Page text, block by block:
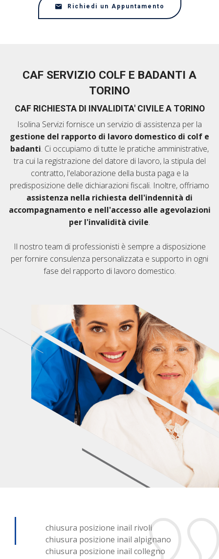
Richiedi un Appuntamento
CAF SERVIZIO COLF E BADANTI A
TORINO
CAF RICHIESTA DI INVALIDITA' CIVILE A TORINO
Isolina Servizi fornisce un servizio di assistenza per la
gestione del rapporto di lavoro domestico di colf e
badanti. Ci occupiamo di tutte le pratiche amministrative,
tra cui la registrazione del datore di lavoro, la stipula del
contratto, l'elaborazione della busta paga e la
predisposizione delle dichiarazioni fiscali. Inoltre, offriamo
assistenza nella richiesta dell'indennità di
accompagnamento e nell'accesso alle agevolazioni
per l'invalidità civile.
Il nostro team di professionisti è sempre a disposizione
per fornire consulenza personalizzata e supporto in ogni
fase del rapporto di lavoro domestico.
chiusura posizione inail rivoli
chiusura posizione inail alpignano
chiusura posizione inail collegno